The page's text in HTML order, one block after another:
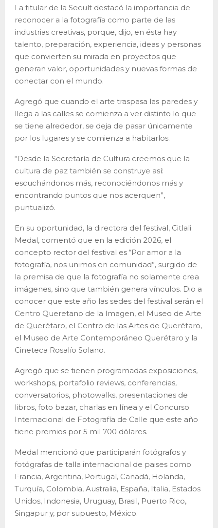
La titular de la Secult destacó la importancia de
reconocer a la fotografía como parte de las
industrias creativas, porque, dijo, en ésta hay
talento, preparación, experiencia, ideas y personas
que convierten su mirada en proyectos que
generan valor, oportunidades y nuevas formas de
conectar con el mundo.
Agregó que cuando el arte traspasa las paredes y
llega a las calles se comienza a ver distinto lo que
se tiene alrededor, se deja de pasar únicamente
por los lugares y se comienza a habitarlos.
“Desde la Secretaría de Cultura creemos que la
cultura de paz también se construye así:
escuchándonos más, reconociéndonos más y
encontrando puntos que nos acerquen”,
puntualizó.
En su oportunidad, la directora del festival, Citlali
Medal, comentó que en la edición 2026, el
concepto rector del festival es “Por amor a la
fotografía, nos unimos en comunidad”, surgido de
la premisa de que la fotografía no solamente crea
imágenes, sino que también genera vínculos. Dio a
conocer que este año las sedes del festival serán el
Centro Queretano de la Imagen, el Museo de Arte
de Querétaro, el Centro de las Artes de Querétaro,
el Museo de Arte Contemporáneo Querétaro y la
Cineteca Rosalío Solano.
Agregó que se tienen programadas exposiciones,
workshops, portafolio reviews, conferencias,
conversatorios, photowalks, presentaciones de
libros, foto bazar, charlas en línea y el Concurso
Internacional de Fotografía de Calle que este año
tiene premios por 5 mil 700 dólares.
Medal mencionó que participarán fotógrafos y
fotógrafas de talla internacional de paises como
Francia, Argentina, Portugal, Canadá, Holanda,
Turquía, Colombia, Australia, España, Italia, Estados
Unidos, Indonesia, Uruguay, Brasil, Puerto Rico,
Singapur y, por supuesto, México.